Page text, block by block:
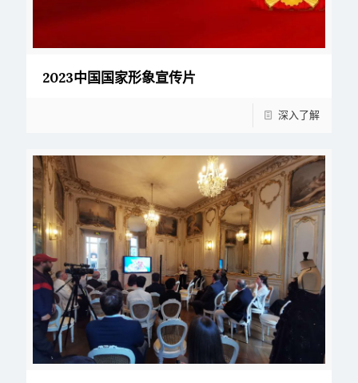
2023中国国家形象宣传片
深入了解